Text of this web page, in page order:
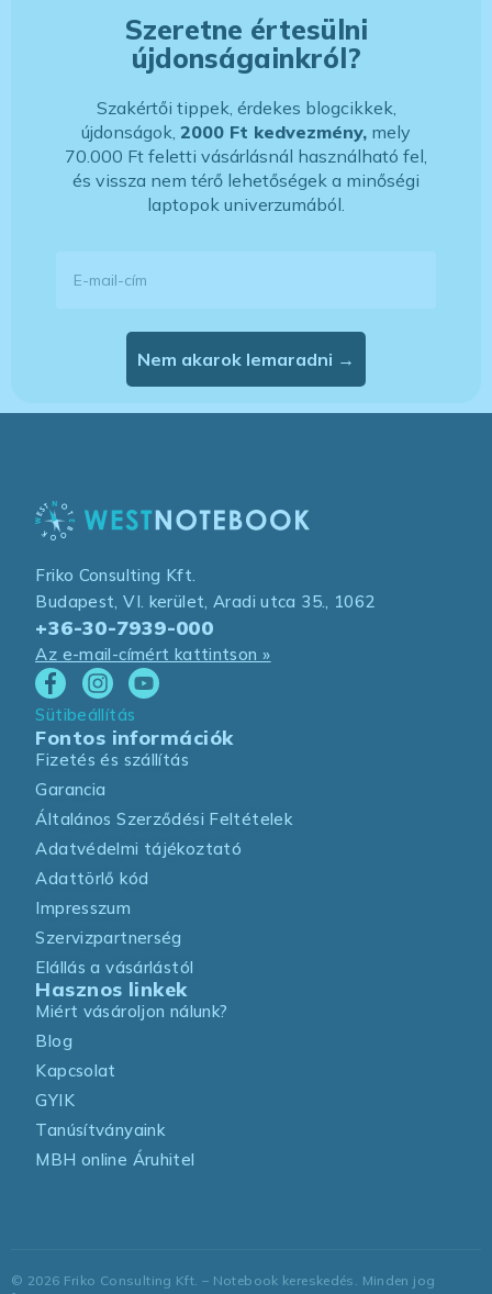
Szeretne értesülni
újdonságainkról?
Szakértői tippek, érdekes blogcikkek,
újdonságok, 2000 Ft kedvezmény, mely
70.000 Ft feletti vásárlásnál használható fel,
és vissza nem térő lehetőségek a minőségi
laptopok univerzumából.
Nem akarok lemaradni →
Friko Consulting Kft.
Budapest, VI. kerület, Aradi utca 35., 1062
+36-30-7939-000
Az e-mail-címért kattintson »
Sütibeállítás
Fontos információk
Fizetés és szállítás
Garancia
Általános Szerződési Feltételek
Adatvédelmi tájékoztató
Adattörlő kód
Impresszum
Szervizpartnerség
Elállás a vásárlástól
Hasznos linkek
Miért vásároljon nálunk?
Blog
Kapcsolat
GYIK
Tanúsítványaink
MBH online Áruhitel
© 2026 Friko Consulting Kft. – Notebook kereskedés. Minden jog